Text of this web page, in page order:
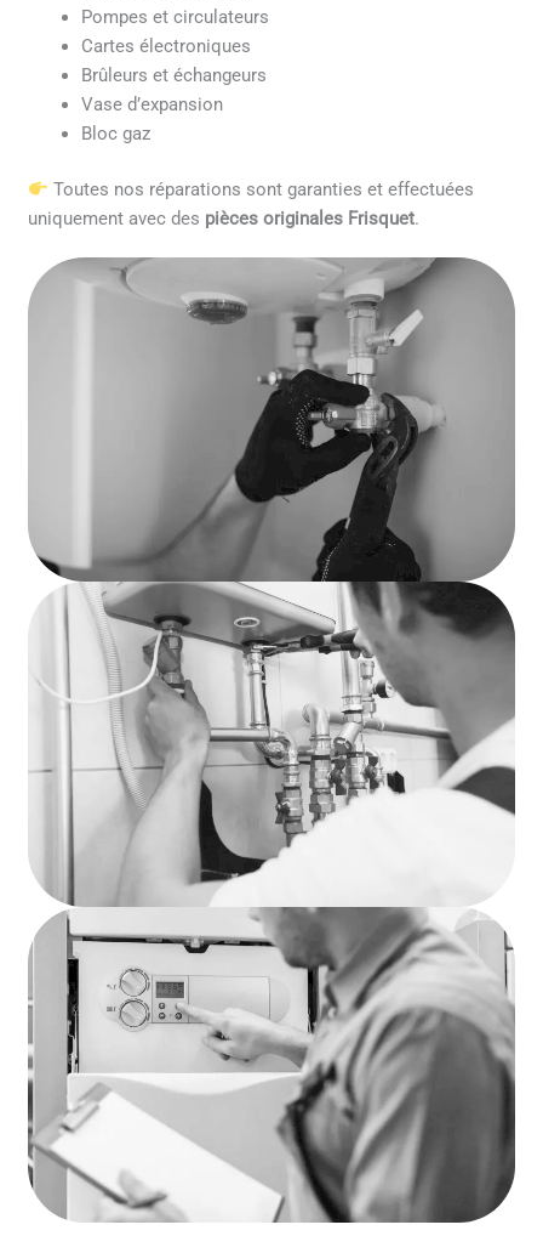
Pompes et circulateurs
Cartes électroniques
Brûleurs et échangeurs
Vase d’expansion
Bloc gaz
Toutes nos réparations sont garanties et effectuées
uniquement avec des pièces originales Frisquet.